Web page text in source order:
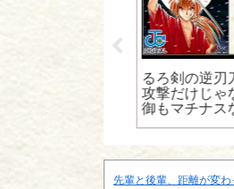
るろ剣の逆刃
攻撃だけじゃ
御もマチナス
刀だよな
先輩と後輩、距離が変